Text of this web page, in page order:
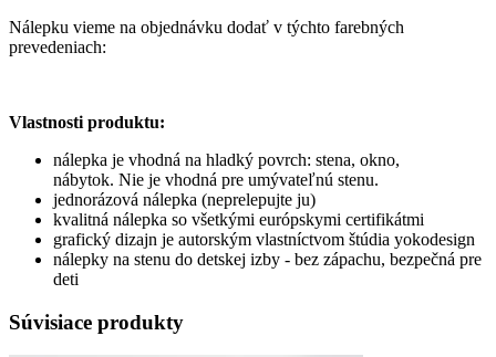
Nálepku vieme na objednávku dodať v týchto farebných
prevedeniach:
Vlastnosti produktu:
nálepka je vhodná na hladký povrch: stena, okno,
nábytok. Nie je vhodná pre umývateľnú stenu.
jednorázová nálepka (neprelepujte ju)
kvalitná nálepka so všetkými európskymi certifikátmi
grafický dizajn je autorským vlastníctvom štúdia yokodesign
nálepky na stenu do detskej izby - bez zápachu, bezpečná pre
deti
Súvisiace produkty